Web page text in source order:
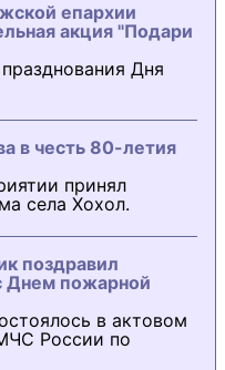
епархии
акция "Подари
Дня
в честь 80-летия
принял
села Хохол.
поздравил
Днем пожарной
в актовом
России по